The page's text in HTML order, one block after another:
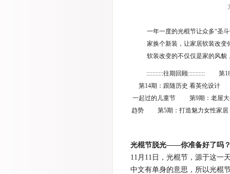
一年一度的光棍节让众多“圣
家换个新装，让家居软装改变
软装改变的不仅仅是家的风貌
:::::::::::往期回顾::::::::::: 第18
第14期：跟随历史 看英伦设
一起过的儿童节 第9期：老屋大
趋势 第5期：打造魅力女性家
光棍节脱光——你准备好了吗
11月11日，光棍节，源于这一
中文有单身的意思，所以光棍